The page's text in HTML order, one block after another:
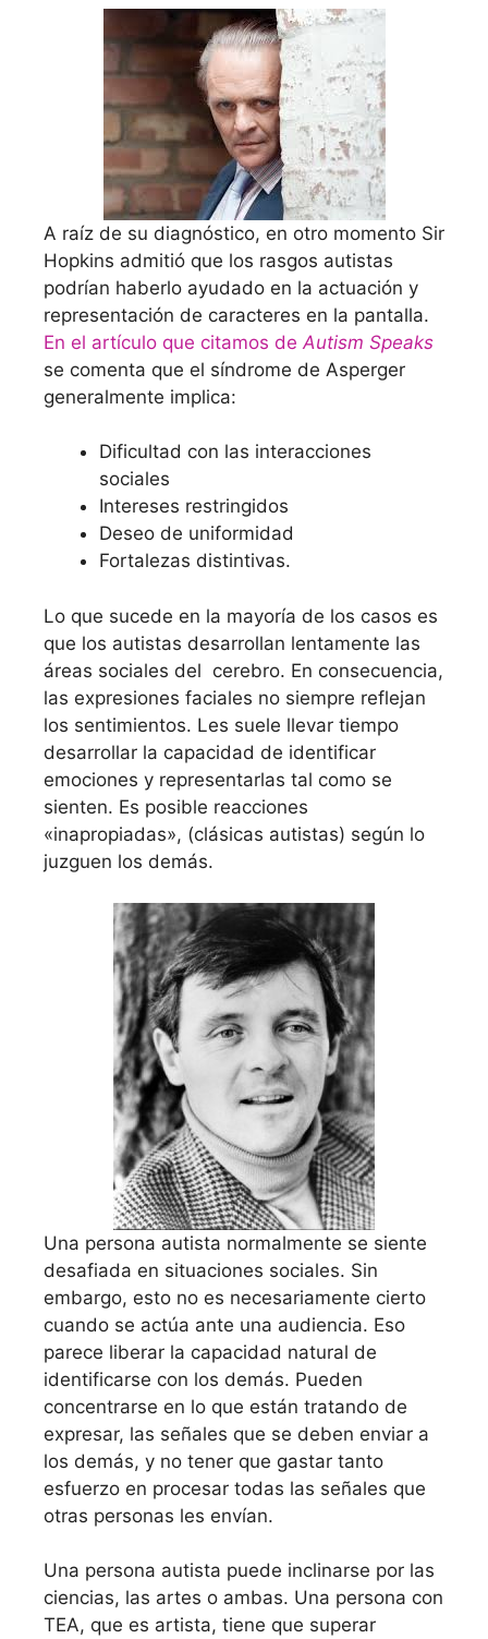
A raíz de su diagnóstico, en otro momento Sir
Hopkins admitió que los rasgos autistas
podrían haberlo ayudado en la actuación y
representación de caracteres en la pantalla.
En el artículo que citamos de Autism Speaks
se comenta que el síndrome de Asperger
generalmente implica:
Dificultad con las interacciones
sociales
Intereses restringidos
Deseo de uniformidad
Fortalezas distintivas.
Lo que sucede en la mayoría de los casos es
que los autistas desarrollan lentamente las
áreas sociales del cerebro. En consecuencia,
las expresiones faciales no siempre reflejan
los sentimientos. Les suele llevar tiempo
desarrollar la capacidad de identificar
emociones y representarlas tal como se
sienten. Es posible reacciones
«inapropiadas», (clásicas autistas) según lo
juzguen los demás.
Una persona autista normalmente se siente
desafiada en situaciones sociales. Sin
embargo, esto no es necesariamente cierto
cuando se actúa ante una audiencia. Eso
parece liberar la capacidad natural de
identificarse con los demás. Pueden
concentrarse en lo que están tratando de
expresar, las señales que se deben enviar a
los demás, y no tener que gastar tanto
esfuerzo en procesar todas las señales que
otras personas les envían.
Una persona autista puede inclinarse por las
ciencias, las artes o ambas. Una persona con
TEA, que es artista, tiene que superar